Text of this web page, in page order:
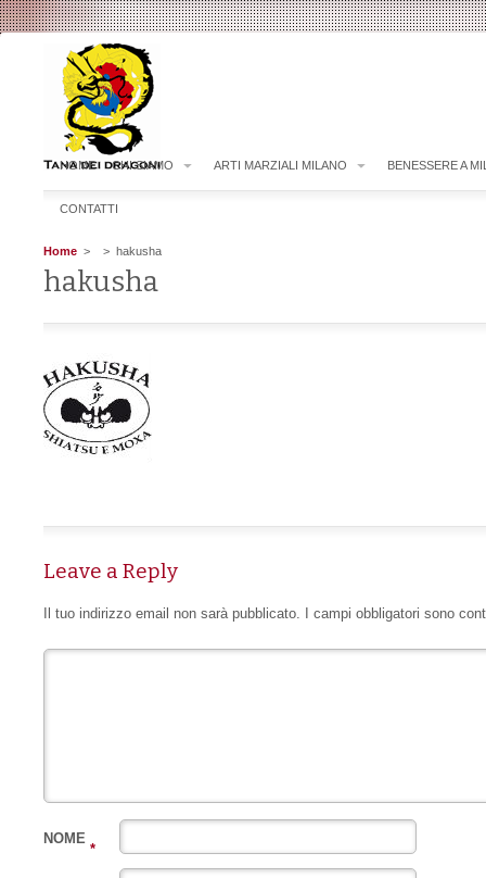
HOME CHI SIAMO ARTI MARZIALI MILANO BENESSERE A
CONTATTI
Home > > hakusha
hakusha
Leave a Reply
Il tuo indirizzo email non sarà pubblicato. I campi obbligatori sono
NOME
*